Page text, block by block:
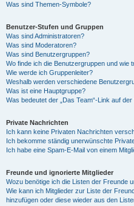
Was sind Themen-Symbole?
Benutzer-Stufen und Gruppen
Was sind Administratoren?
Was sind Moderatoren?
Was sind Benutzergruppen?
Wo finde ich die Benutzergruppen und wie
Wie werde ich Gruppenleiter?
Weshalb werden verschiedene
Was ist eine Hauptgruppe?
Was bedeutet der „Das Team“-Link auf
Private Nachrichten
Ich kann keine Privaten Nachrichten
Ich bekomme ständig unerwünschte
Ich habe eine Spam-E-Mail von einem
Freunde und ignorierte Mitglieder
Wozu benötige ich die Listen der Freunde
Wie kann ich Mitglieder zur Liste der
hinzufügen oder diese wieder aus den